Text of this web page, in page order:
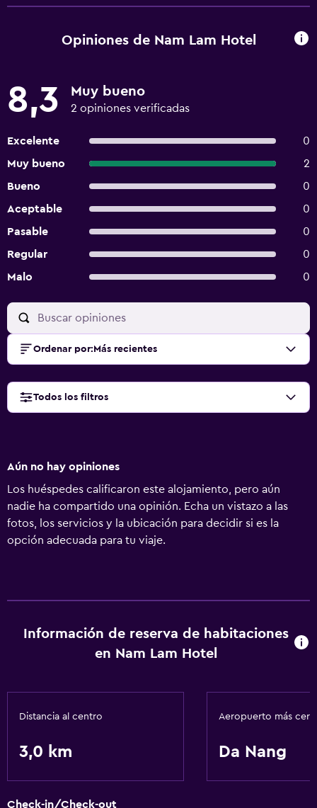
Opiniones de Nam Lam Hotel
8,3 Muy bueno
2 opiniones verificadas
Excelente
0
Muy bueno
2
Bueno
0
Aceptable
0
Pasable
0
Regular
0
Malo
0
Ordenar por: Más recientes
Todos los filtros
Aún no hay opiniones
Los huéspedes calificaron este alojamiento, pero aún
nadie ha compartido una opinión. Echa un vistazo a las
fotos, los servicios y la ubicación para decidir si es la
opción adecuada para tu viaje.
Información de reserva de habitaciones
en Nam Lam Hotel
Distancia al centro
3,0 km
Aeropuerto más
Da Nang
Check-in/Check-out